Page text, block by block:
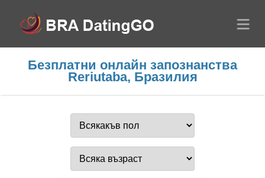
Безплатни онлайн запознанства
Reriutaba, Бразилия